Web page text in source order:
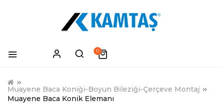
0
Muayene Baca Koniği-Boyun Bileziği-Çerçeve Montaj
Muayene Baca Konik Elemanı